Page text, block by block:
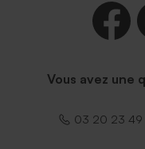
Vous avez une
03 20 23 49